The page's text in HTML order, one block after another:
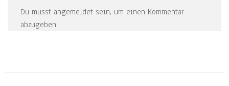
Du musst angemeldet sein, um einen Kommentar
abzugeben.